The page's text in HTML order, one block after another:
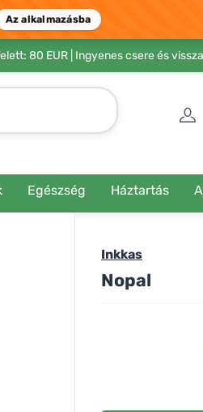
Az alkalmazásba
80 EUR | Ingyenes csere és
Egészség Háztartás
Inkkas
Nopal